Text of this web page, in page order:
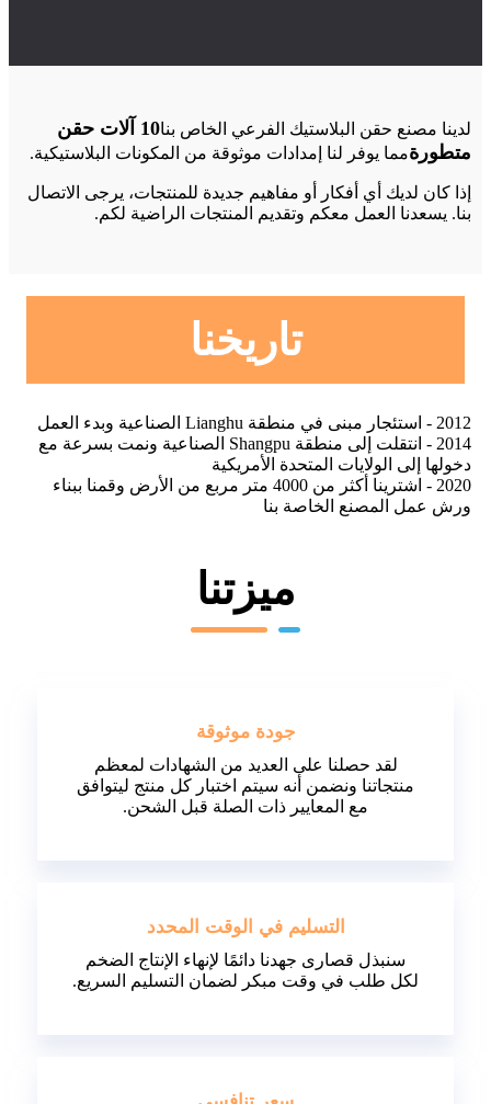
لدينا مصنع حقن البلاستيك الفرعي الخاص بنا
10 آلات حقن
متطورةمما يوفر لنا إمدادات موثوقة من المكونات البلاستيكية.
إذا كان لديك أي أفكار أو مفاهيم جديدة للمنتجات، يرجى الاتصال
بنا. يسعدنا العمل معكم وتقديم المنتجات الراضية لكم.
تاريخنا
2012 - استئجار مبنى في منطقة Lianghu الصناعية وبدء العمل
2014 - انتقلت إلى منطقة Shangpu الصناعية ونمت بسرعة مع
دخولها إلى الولايات المتحدة الأمريكية
2020 - اشترينا أكثر من 4000 متر مربع من الأرض وقمنا ببناء
ورش عمل المصنع الخاصة بنا
ميزتنا
جودة موثوقة
لقد حصلنا على العديد من الشهادات لمعظم
منتجاتنا ونضمن أنه سيتم اختبار كل منتج ليتوافق
مع المعايير ذات الصلة قبل الشحن.
التسليم في الوقت المحدد
سنبذل قصارى جهدنا دائمًا لإنهاء الإنتاج الضخم
لكل طلب في وقت مبكر لضمان التسليم السريع.